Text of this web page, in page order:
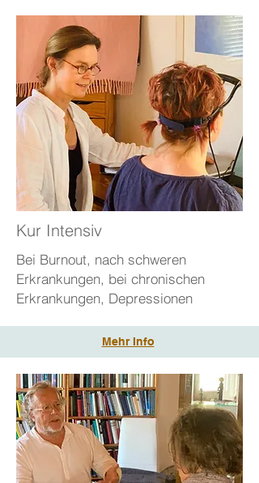
Kur Intensiv
Bei Burnout, nach schweren
Erkrankungen, bei chronischen
Erkrankungen, Depressionen
Mehr Info